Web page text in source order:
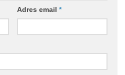
Adres email *